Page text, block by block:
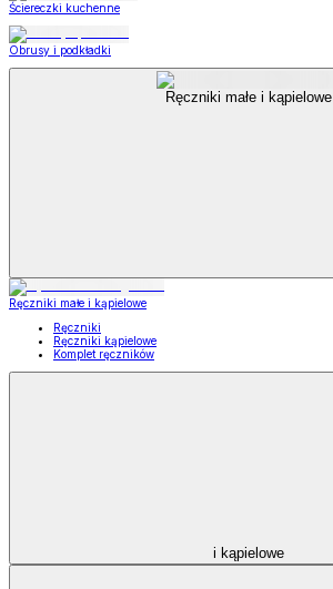
Ściereczki kuchenne
Obrusy i podkładki
Ręczniki małe i kąpielowe
Ręczniki małe i kąpielowe
Ręczniki
Ręczniki kąpielowe
Komplet ręczników
i kąpielowe